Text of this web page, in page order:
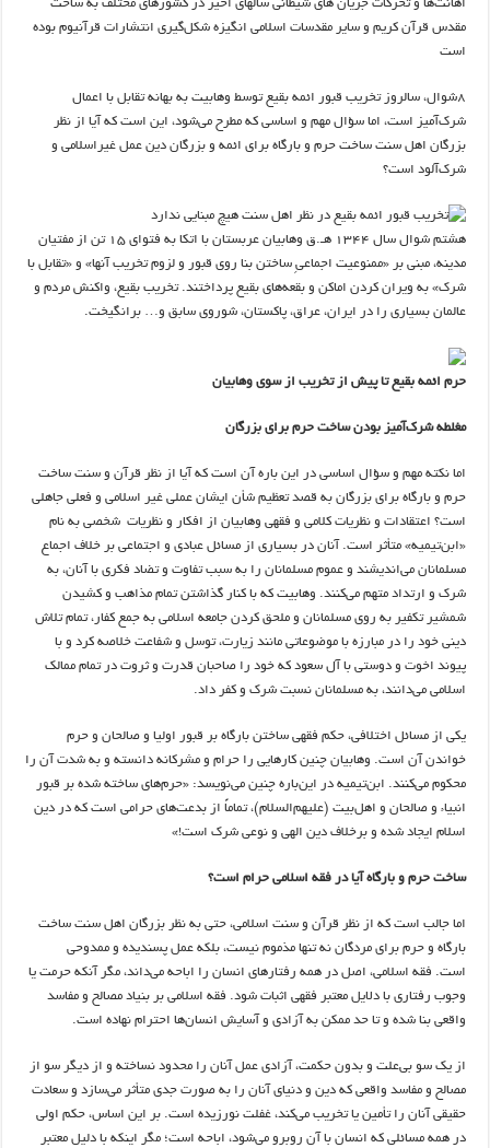
اهانت‌ها و تحرکات‌ جریان های شیطانی سالهای اخیر در کشورهای مختلف به ساحت
مقدس قرآن کریم و سایر مقدسات اسلامی انگیزه شکل‌گیری انتشارات قرآنیوم بوده
است
۸شوال، سالروز تخریب قبور ائمه بقیع توسط وهابیت به بهانه تقابل با اعمال
شرک‌آمیز است، اما سؤال مهم و اساسی که مطرح می‌شود، این است که آیا از نظر
بزرگان اهل سنت ساخت حرم و بارگاه برای ائمه و بزرگان دین عمل غیراسلامی و
شرک‌آلود است؟
هشتم شوال سال ۱۳۴۴ هـ.ق وهابیان عربستان با اتکا به فتوای ۱۵ تن از مفتیان
مدینه، مبنی بر «ممنوعیت اجماعیِ ساختن بنا روی قبور و لزوم تخریب آنها» و‌ «تقابل با
شرک» به ویران کردن اماکن و بقعه‌های بقیع پرداختند. تخریب بقیع، واکنش مردم و
عالمان بسیاری را در ایران، عراق، پاکستان، شوروی سابق و… برانگیخت.
حرم ائمه بقیع تا پیش از تخریب از سوی وهابیان
مغلطه شرک‌آمیز بودن ساخت حرم برای بزرگان
اما نکته مهم و سؤال اساسی در این باره آن است که آیا از نظر قرآن و سنت ساخت
حرم و بارگاه برای بزرگان به قصد تعظیم شأن ایشان عملی غیر اسلامی و فعلی جاهلی
است؟ اعتقادات و نظریات کلامی و فقهی وهابیان از افکار و نظریات شخصی به نام
«ابن‌تیمیه» متأثر است. آنان در بسیاری از مسائل عبادی و اجتماعی بر خلاف اجماع
مسلمانان می‌اندیشند و عموم مسلمانان را به سبب تفاوت و تضاد فکری با آنان، به
شرک و ارتداد متهم می‌کنند. وهابیت که با کنار گذاشتن تمام مذاهب و کشیدن
شمشیر تکفیر به روی مسلمانان و ملحق کردن جامعه اسلامی به جمع کفار، تمام تلاش
دینی خود را در مبارزه با موضوعاتی مانند زیارت، توسل و شفاعت خلاصه کرد و با
پیوند اخوت و دوستی با آل سعود که خود را صاحبان قدرت و ثروت در تمام ممالک
اسلامی می‌دانند، به مسلمانان نسبت شرک و کفر داد.
یکی از مسائل اختلافی، حکم فقهی ساختن بارگاه بر قبور اولیا و صالحان و حرم
خواندن آن است. وهابیان چنین کارهایی را حرام و مشرکانه دانسته و به شدت آن را
محکوم می‌کنند. ابن‌تیمیه در این‌باره چنین می‌نویسد: «حرم‌های ساخته شده بر قبور
انبیاء و صالحان و اهل‌بیت (علیهم‌السلام)، تماماً از بدعت‌های حرامی است که در دین
اسلام ایجاد شده و برخلاف دین الهی و نوعی شرک است!»
ساخت حرم و بارگاه آیا در فقه اسلامی حرام است؟
اما جالب است که از نظر قرآن و سنت اسلامی، حتی به نظر بزرگان اهل سنت ساخت
بارگاه و حرم برای مردگان نه تنها مذموم نیست، بلکه عمل پسندیده و ممدوحی
است. فقه اسلامی، اصل در همه رفتارهای انسان را اباحه می‌داند، مگر آنکه حرمت یا
وجوب رفتاری با دلایل معتبر فقهی اثبات شود. فقه اسلامی بر بنیاد مصالح و مفاسد
واقعی بنا شده و تا حد ممکن به آزادی و آسایش انسان‌ها احترام نهاده است.
از یک‌‌ سو بی‌علت و بدون حکمت، آزادی عمل آنان را محدود نساخته و از دیگر سو از
مصالح و مفاسد واقعی که دین و دنیای آنان را به صورت جدی متأثر می‌سازد و سعادت
حقیقی آنان را تأمین یا تخریب می‌کند، غفلت نورزیده است. بر این اساس، حکم اولی
در همه مسائلی که انسان با آن روبرو می‌شود، اباحه است؛ مگر اینکه با دلیل معتبر